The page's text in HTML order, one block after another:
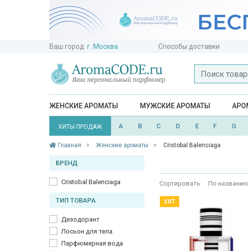
Ваш город: г. Москва Способы доставки
ЖЕНСКИЕ АРОМАТЫ МУЖСКИЕ АРОМАТЫ
ХИТЫ ПРОДАЖ A B C D E F G
Главная Женские ароматы Cristobal Balenciaga
БРЕНД
Cristobal Balenciaga
ТИП ТОВАРА
Дезодорант
Лосьон для тела
Парфюмерная вода
Сортировать: По названию
ХИТ